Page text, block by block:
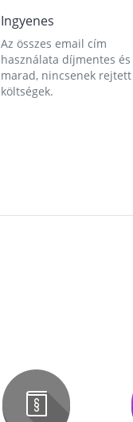
Ingyenes
Az összes email cím
használata díjmentes és
marad, nincsenek rejtett
költségek.